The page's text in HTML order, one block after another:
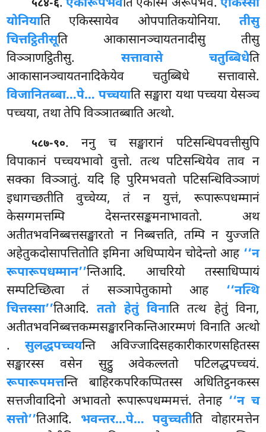
५८४-६.एकारूपभवेति एकस्मिं अरूपभवे. एकिस्सा
योनियाति एकिस्सायेव ओपपातिकयोनिया. तीसु
चित्तट्ठितीसूति आकासानञ्चायतनादीसु तीसु
विञ्ञाणट्ठितीसु. सत्तावासे चतुब्बिधेति
आकासानञ्चायतनादिकेयेव चतुब्बिधे सत्तावासे.
विजानितब्बा…पे… पच्चयाति सङ्खारा यथा पच्चया येसञ्च
पच्चया, तथा तेपि विञ्ञातब्बाति अत्थो.
५८७-९०. ननु च सङ्खारानं पटिसन्धिपवत्तीसुपि
विपाकानं पच्चयभावो वुत्तो. तत्थ पटिसन्धियेव ताव न
सक्का विञ्ञातुं. यदि हि पुरिमभवतो पटिसन्धिविञ्ञाणं
इधागच्छतीति वुच्चेय्य, तं न युत्तं, रूपारूपधम्मानं
केसग्गमत्तम्पि देसन्तरसङ्कमनाभावतो. अथ
अतीतभवनिब्बत्तसङ्खारतो न निब्बत्तति, तम्पि न युज्जति
अहेतुकदोसापत्तितोति इमिना अधिप्पायेन चोदेन्तो आह ‘‘न
रूपारूपधम्मान’’न्तिआदि. आचरियो तस्साधिप्पायं
सम्पटिच्छित्वा तं सञ्ञापेतुकामो आह ‘‘नत्थि
चित्तस्सा’’तिआदि.ततो हेतुं विनाति तत्थ हेतुं विना,
अतीतभवनिब्बत्तकम्मसङ्खारनिकन्तिआरम्मणं विनाति अत्थो
. सुलद्धपच्चयन्ति अविज्जादिसहकारीकारणसहितस्स
सङ्खारस्स वसेन सुट्ठु अवेकल्लतो पटिलद्धपच्चयं.
रूपारूपमत्तन्ति बाहिरकपरिकप्पितस्स अधितिट्ठनकस्स
सत्तजीवादिनो अभावतो रूपारूपधम्ममत्तं. तेनाह ‘‘न च
सत्तो’’तिआदि. भवन्तर…पे… पवुच्चतीति वोहारमत्तेन